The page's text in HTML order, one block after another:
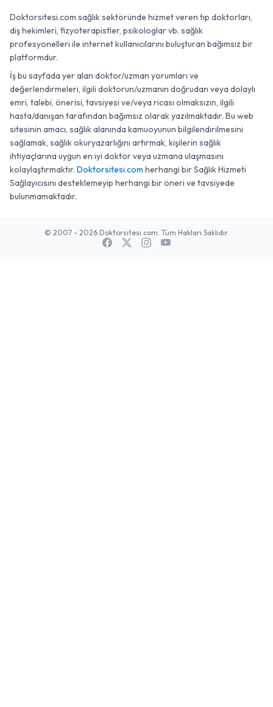
Doktorsitesi.com sağlık sektöründe hizmet veren tıp doktorları,
diş hekimleri, fizyoterapistler, psikologlar vb. sağlık
profesyonelleri ile internet kullanıcılarını buluşturan bağımsız bir
platformdur.
İş bu sayfada yer alan doktor/uzman yorumları ve
değerlendirmeleri, ilgili doktorun/uzmanın doğrudan veya dolaylı
emri, talebi, önerisi, tavsiyesi ve/veya ricası olmaksızın, ilgili
hasta/danışan tarafından bağımsız olarak yazılmaktadır. Bu web
sitesinin amacı, sağlık alanında kamuoyunun bilgilendirilmesini
sağlamak, sağlık okuryazarlığını artırmak, kişilerin sağlık
ihtiyaçlarına uygun en iyi doktor veya uzmana ulaşmasını
kolaylaştırmaktır. Doktorsitesi.com herhangi bir Sağlık Hizmeti
Sağlayıcısını desteklemeyip herhangi bir öneri ve tavsiyede
bulunmamaktadır.
© 2007 - 2026 Doktorsitesi.com. Tüm Hakları Saklıdır.